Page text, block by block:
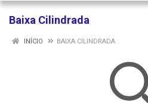
Baixa Cilindrada
INÍCIO BAIXA CILINDRADA